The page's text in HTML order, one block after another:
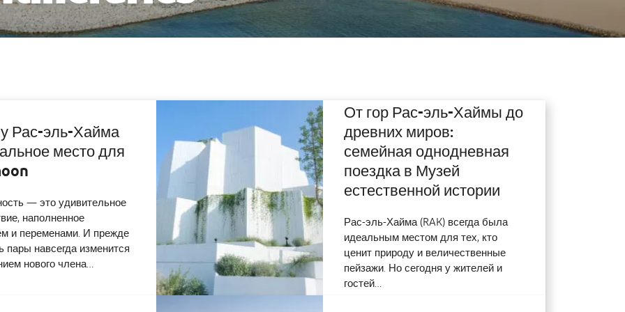
Рас-эль-Хайма
место для
— это удивительное
наполненное
и переменами. И прежде
пары навсегда изменится
нового члена…
От гор Рас-эль-Хаймы до
древних миров:
семейная однодневная
поездка в Музей
естественной истории
Рас-эль-Хайма (RAK) всегда была
идеальным местом для тех, кто
ценит природу и величественные
пейзажи. Но сегодня у жителей и
гостей…